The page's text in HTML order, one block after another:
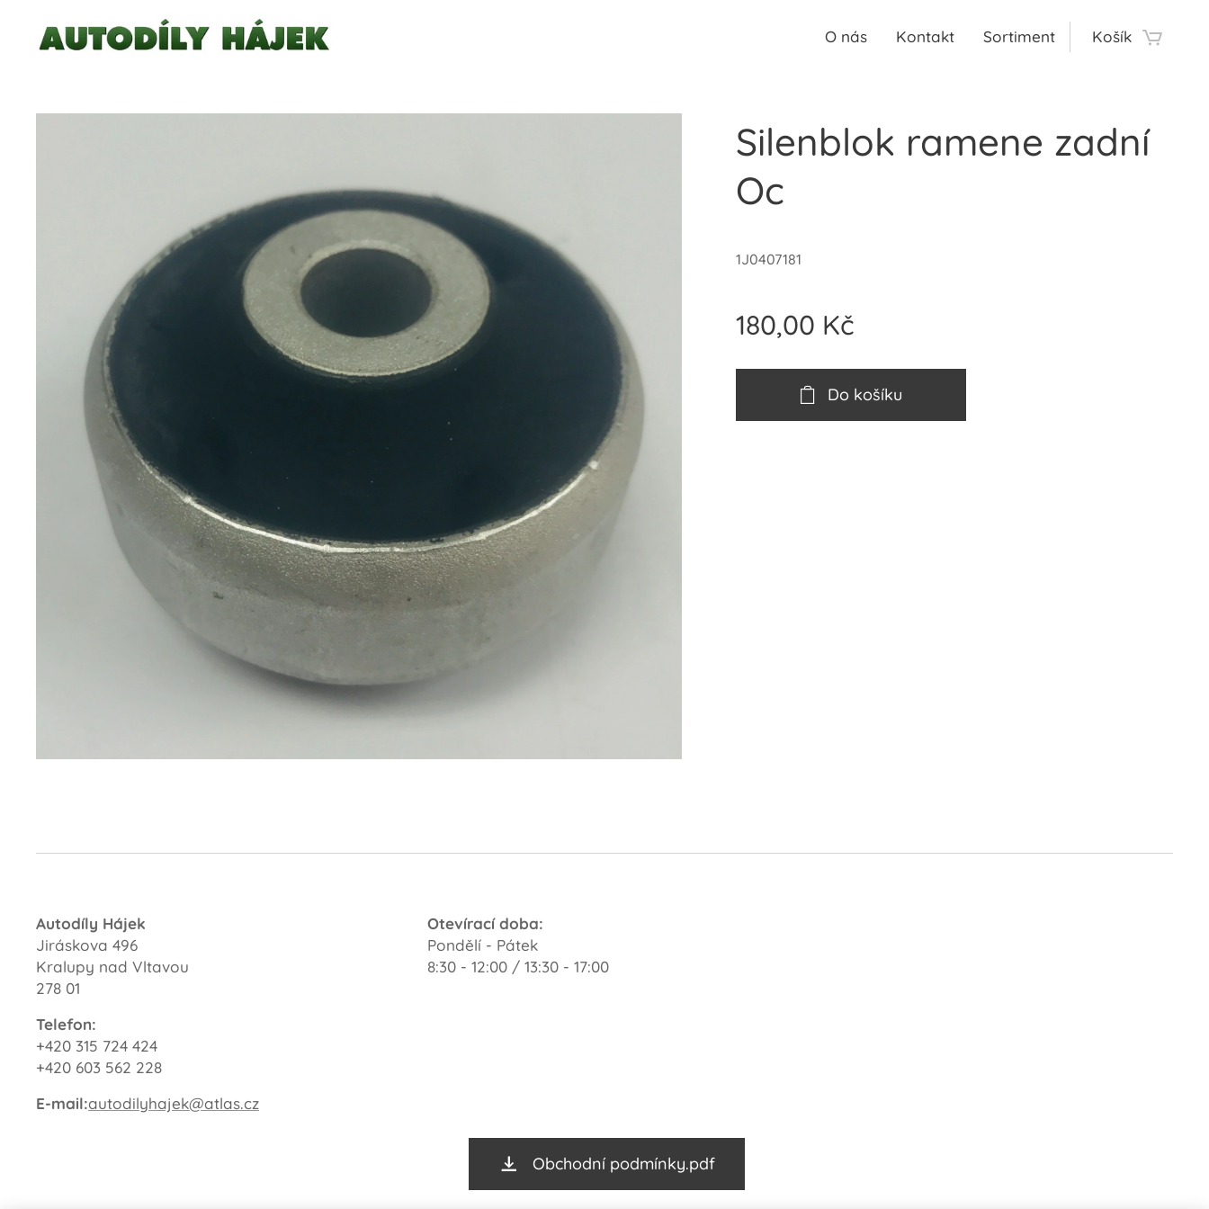
O nás Kontakt Sortiment Košík
Silenblok ramene zadní
Oc
1J0407181
180,00 Kč
Do košíku
Autodíly Hájek
Jiráskova 496
Kralupy nad Vltavou
278 01
Telefon:
+420 315 724 424
+420 603 562 228
E-mail:autodilyhajek@atlas.cz
Otevírací doba:
Pondělí - Pátek
8:30 - 12:00 / 13:30 - 17:00
Obchodní podmínky.pdf